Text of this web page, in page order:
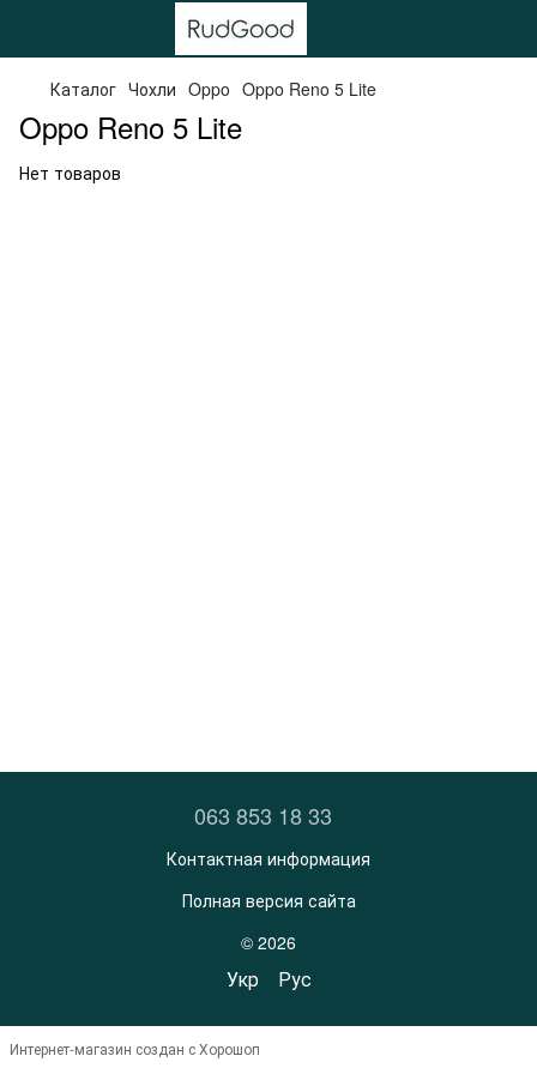
Каталог Чохли Oppo Oppo Reno 5 Lite
Oppo Reno 5 Lite
Нет товаров
063 853 18 33
Контактная информация
Полная версия сайта
© 2026
Укр Рус
Интернет-магазин создан с Хорошоп